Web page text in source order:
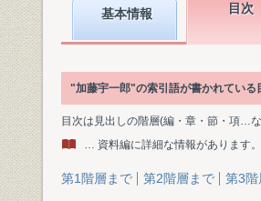
基本情報 目次
"加藤宇一郎"の索引語が書かれている
目次は見出しの階層(編・章・節・項…
… 資料編に詳細な情報があります。
第1階層まで 第2階層まで 第3階